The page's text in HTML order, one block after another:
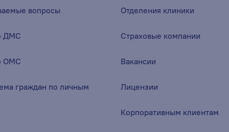
вопросы
ДМС
ОМС
граждан по личным
Отделения клиники
Страховые компании
Вакансии
Лицензии
Корпоративным клиентам